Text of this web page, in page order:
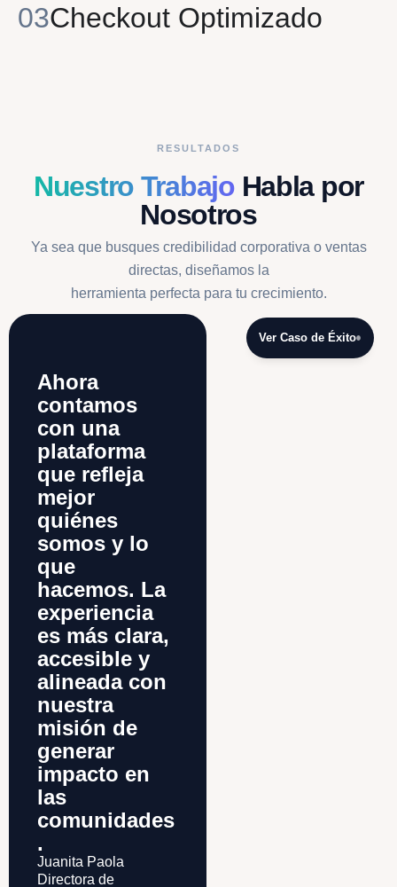
Checkout Optimizado
RESULTADOS
Nuestro TrabajoHabla por
Nosotros
Ya sea que busques credibilidad corporativa o ventas
directas, diseñamos la
herramienta perfecta para tu crecimiento.
Ahora
contamos
con una
plataforma
que refleja
mejor
quiénes
somos y lo
que
hacemos. La
experiencia
es más clara,
accesible y
alineada con
nuestra
misión de
generar
impacto en
las
comunidades
.
Juanita Paola
Directora de
Ver Caso de Éxito